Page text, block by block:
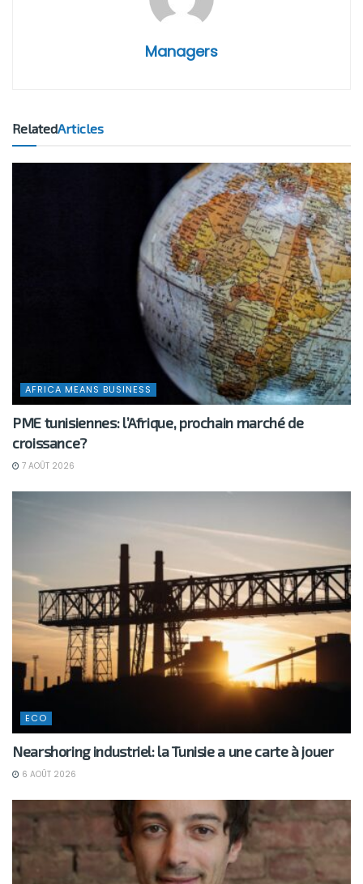
Managers
RelatedArticles
AFRICA MEANS BUSINESS
PME tunisiennes: l’Afrique, prochain marché de
croissance?
7 AOÛT 2026
ECO
Nearshoring industriel: la Tunisie a une carte à jouer
6 AOÛT 2026